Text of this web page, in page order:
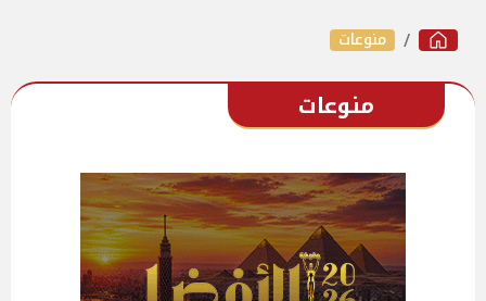
منوعات
منوعات